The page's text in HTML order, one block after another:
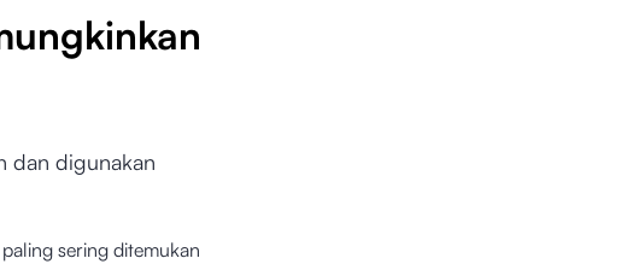
dan digunakan
sering ditemukan